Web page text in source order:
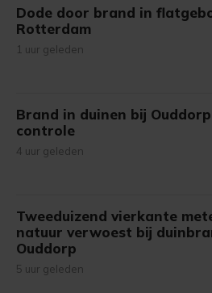
Dode door brand in
Rotterdam
1 uur geleden
Brand in duinen bij
controle
4 uur geleden
Tweeduizend vierkante
natuur verwoest bij
Ouddorp
5 uur geleden